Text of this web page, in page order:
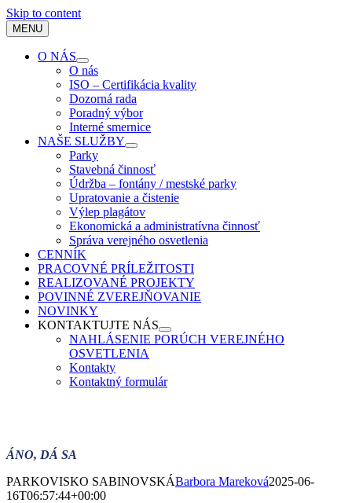
Skip to content
MENU
O NÁS
O nás
ISO – Certifikácia kvality
Dozorná rada
Poradný výbor
Interné smernice
NAŠE SLUŽBY
Parky
Stavebná činnosť
Údržba – fontány / mestské parky
Upratovanie a čistenie
Výlep plagátov
Ekonomická a administratívna činnosť
Správa verejného osvetlenia
CENNÍK
PRACOVNÉ PRÍLEŽITOSTI
REALIZOVANÉ PROJEKTY
POVINNÉ ZVEREJŇOVANIE
NOVINKY
KONTAKTUJTE NÁS
NAHLÁSENIE PORÚCH VEREJNÉHO
OSVETLENIA
Kontakty
Kontaktný formulár
ÁNO, DÁ SA
PARKOVISKO SABINOVSKÁBarbora Mareková2025-06-
16T06:57:44+00:00